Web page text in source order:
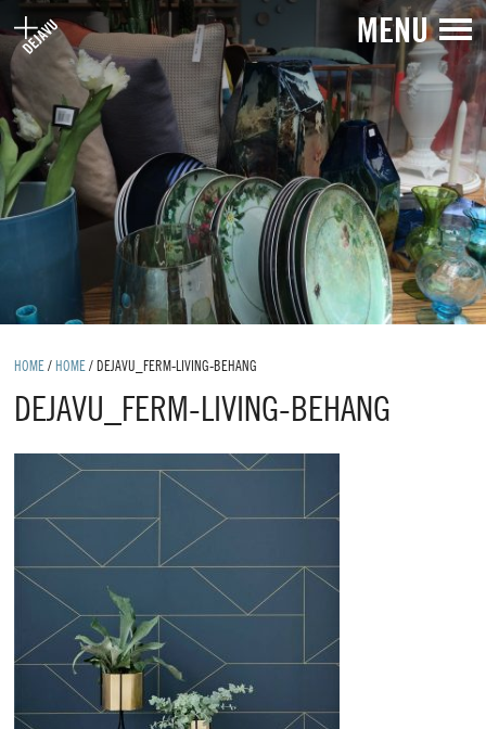
MENU
HOME / HOME / DEJAVU_FERM-LIVING-BEHANG
DEJAVU_FERM-LIVING-BEHANG